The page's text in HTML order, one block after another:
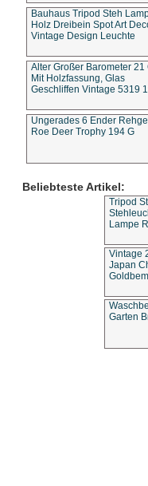
Bauhaus Tripod Steh
Holz Dreibein Spot Art
Vintage Design Leuchte
Alter Großer Barometer 21
Mit Holzfassung, Glas
Geschliffen Vintage 5319
Ungerades 6 Ender
Roe Deer Trophy 194 G
Beliebteste Artikel:
Tripod
Lampe
Vintage
Japan
Garten